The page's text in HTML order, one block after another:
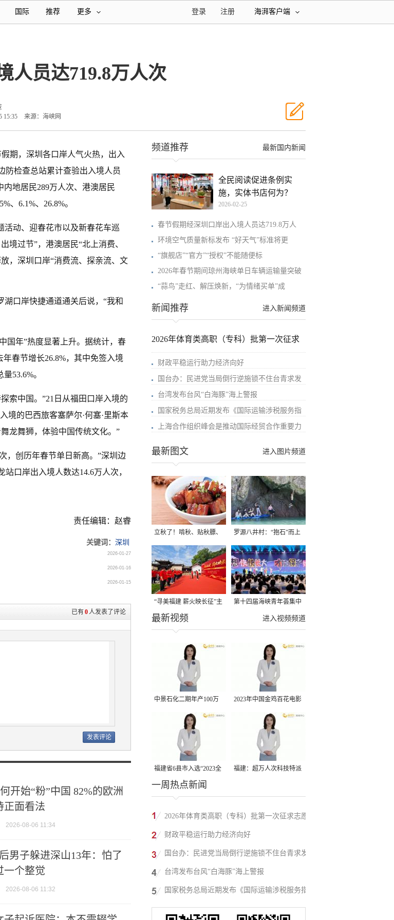
国际 推荐 更多 海湃客户端
注册
登录
人员达719.8万人次
15:35 来源：海峡网
期，深圳各口岸人气火热，出入
防检查总站累计查验出入境人员
内地居民289万人次、港澳居民
、6.1%、26.8%。
活动、迎春花市以及新春花车巡
境过节”，港澳居民“北上消费、
，深圳口岸“消费流、探亲流、文
口岸快捷通道通关后说，“我和
国年”热度显著上升。据统计，春
春节增长26.8%，其中免签入境
53.6%。
索中国。”21日从福田口岸入境的
境的巴西旅客塞萨尔·何塞·里斯本
龙舞狮，体验中国传统文化。”
，创历年春节单日新高。”深圳边
口岸出入境人数达14.6万人次，
责任编辑：赵睿
关键词： 深圳
2026-01-27
2026-01-16
2026-01-15
已有0人发表了评论
开始“粉”中国 82%的欧洲
正面看法
2026-08-06 11:34
男子躲进深山13年：怕了
一个整觉
2026-08-06 11:32
最新国内新闻
频道推荐
全民阅读促进条例实
施，实体书店何为？
2026-02-25
春节假期经深圳口岸出入境人员达719.8万人
环境空气质量新标发布 “好天气”标准将更
“旗舰店”“官方”“授权”不能随便标
2026年春节期间琼州海峡单日车辆运输量突破
“蒜鸟”走红、解压焕新，“为情绪买单”成
进入新闻频道
新闻推荐
2026年体育类高职（专科）批第一次征求
财政平稳运行助力经济向好
国台办：民进党当局倒行逆施锁不住台青求发
台湾发布台风“白海豚”海上警报
国家税务总局近期发布《国际运输涉税服务指
上海合作组织峰会是推动国际经贸合作重要力
进入图片频道
最新图文
立秋了！啃秋、贴秋膘、
晒秋，福建人这样过才够
味→
罗源八井村：“抱石”而上
“寻美福建 薪火映长征”主
题活动在龙岩长汀启动
第十四届海峡青年荟集中
阶段活动在福州举行
进入视频频道
最新视频
中景石化二期年产100万
吨丙烷脱氢项目建成中交
2023年中国金鸡百花电影
节有福电影巡展31日启动
福建省6县市入选“2023全
国县域发展潜力百强县”
福建：超万人次科技特派
一周热点新闻
2026年体育类高职（专科）批第一次征求志愿
填报
财政平稳运行助力经济向好
国台办：民进党当局倒行逆施锁不住台青求发
展的心
台湾发布台风“白海豚”海上警报
国家税务总局近期发布《国际运输涉税服务指
引》